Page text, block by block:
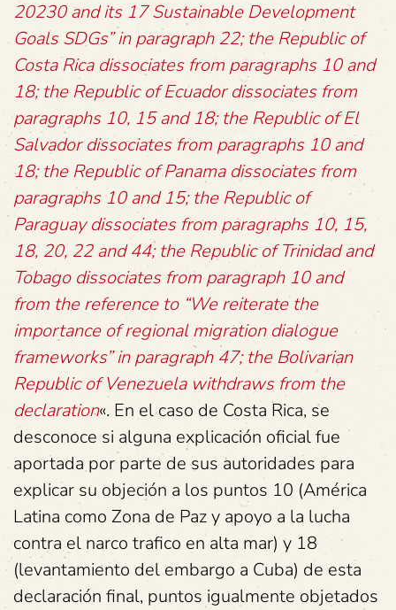
20230 and its 17 Sustainable Development
Goals SDGs” in paragraph 22; the Republic of
Costa Rica dissociates from paragraphs 10 and
18; the Republic of Ecuador dissociates from
paragraphs 10, 15 and 18; the Republic of El
Salvador dissociates from paragraphs 10 and
18; the Republic of Panama dissociates from
paragraphs 10 and 15; the Republic of
Paraguay dissociates from paragraphs 10, 15,
18, 20, 22 and 44; the Republic of Trinidad and
Tobago dissociates from paragraph 10 and
from the reference to “We reiterate the
importance of regional migration dialogue
frameworks” in paragraph 47; the Bolivarian
Republic of Venezuela withdraws from the
declaration«. En el caso de Costa Rica, se
desconoce si alguna explicación oficial fue
aportada por parte de sus autoridades para
explicar su objeción a los puntos 10 (América
Latina como Zona de Paz y apoyo a la lucha
contra el narco trafico en alta mar) y 18
(levantamiento del embargo a Cuba) de esta
declaración final, puntos igualmente objetados